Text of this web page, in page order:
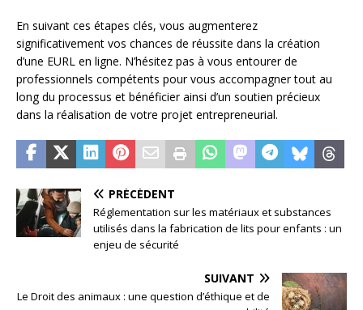
En suivant ces étapes clés, vous augmenterez
significativement vos chances de réussite dans la création
d’une EURL en ligne. N’hésitez pas à vous entourer de
professionnels compétents pour vous accompagner tout au
long du processus et bénéficier ainsi d’un soutien précieux
dans la réalisation de votre projet entrepreneurial.
PRÉCÉDENT
Réglementation sur les matériaux et substances
utilisés dans la fabrication de lits pour enfants : un
enjeu de sécurité
SUIVANT
Le Droit des animaux : une question d’éthique et de